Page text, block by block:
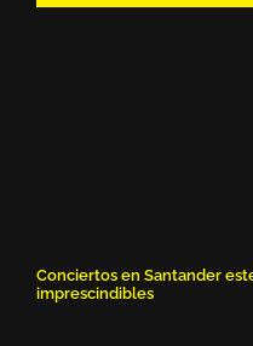
Conciertos en Santander
imprescindibles